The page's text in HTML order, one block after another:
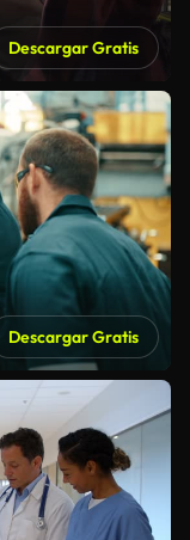
Descargar Gratis
Descargar Gratis